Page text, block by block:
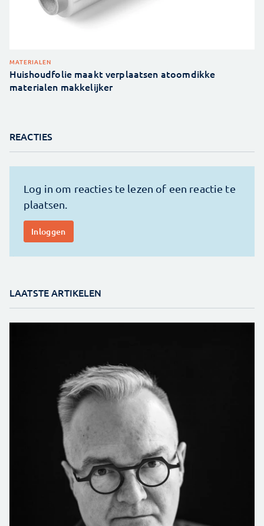
MATERIALEN
Huishoudfolie maakt verplaatsen atoomdikke
materialen makkelijker
REACTIES
LAATSTE ARTIKELEN